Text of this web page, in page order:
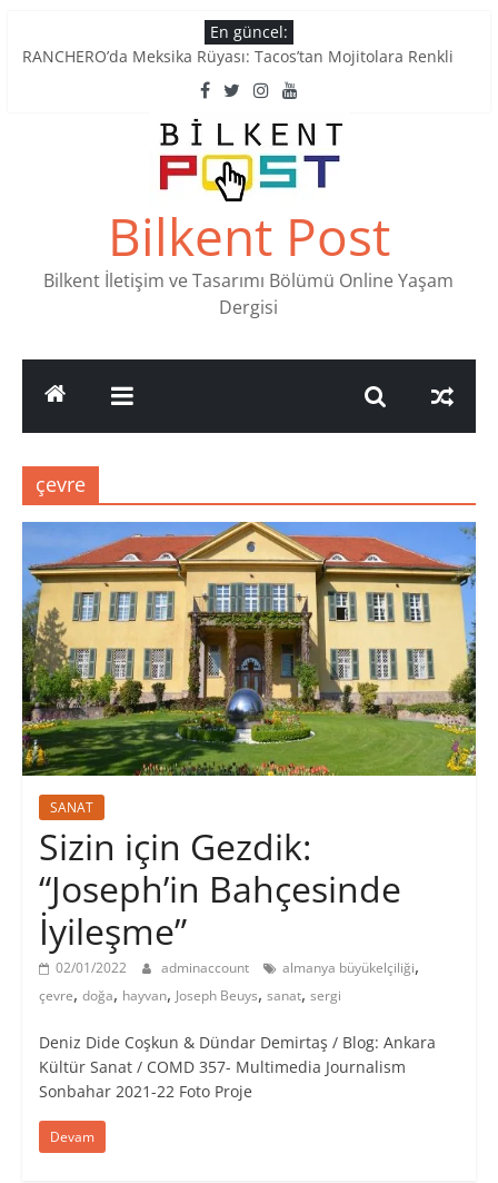
to
En güncel:
RANCHERO’da Meksika Rüyası: Tacos’tan Mojitolara Renkli
Ankara’nın Ruhunu Notalarda Yaşatan 4 Müzik Durağı
Pullardaki tarih: PTT Pul Müzesi
Stamp Collectors Unite: Places to Find Stamps in Ankara
Tatlı Konuşalım: Ankara’nın 4 Köklü Pastanesi
Bilkent Post
Bilkent İletişim ve Tasarımı Bölümü Online Yaşam
Dergisi
çevre
SANAT
Sizin için Gezdik:
“Joseph’in Bahçesinde
İyileşme”
02/01/2022 adminaccount almanya büyükelçiliği,
çevre, doğa, hayvan, Joseph Beuys, sanat, sergi
Deniz Dide Coşkun & Dündar Demirtaş / Blog: Ankara
Kültür Sanat / COMD 357- Multimedia Journalism
Sonbahar 2021-22 Foto Proje
Devam